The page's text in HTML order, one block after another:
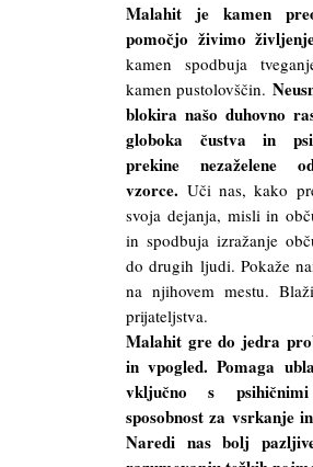
Malahit je kamen
pomočjo živimo
kamen spodbuja
kamen pustolovščin.
blokira našo duhovno
globoka čustva in
prekine nezaželene
vzorce. Uči nas, kako
svoja dejanja, misli in
in spodbuja izražanje
do drugih ljudi. Pokaže
na njihovem mestu.
prijateljstva.
Malahit gre do jedra
in vpogled. Pomaga
vključno s
sposobnost za vsrkanje
Naredi nas bolj